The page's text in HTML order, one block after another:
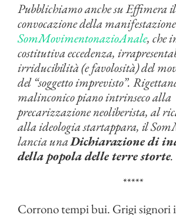
Pubblichiamo anche su Effimera
convocazione della
SomMovimentonazioAnale, che
costitutiva eccedenza,
irriducibilità (e favolosità) del
del “soggetto imprevisto”.
malinconico piano intrinseco alla
precarizzazione neoliberista, al
alla ideologia startappara, il
lancia unaDichiarazione di
della popola delle terre storte.
*****
Corrono tempi bui. Grigi signori